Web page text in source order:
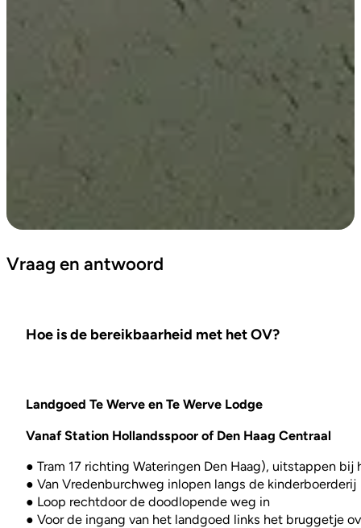
Vraag en antwoord
Hoe is de bereikbaarheid met het OV?
Landgoed Te Werve en Te Werve Lodge
Vanaf Station Hollandsspoor of Den Haag Centraal
● Tram 17 richting Wateringen Den Haag), uitstappen
● Van Vredenburchweg inlopen langs de kinderboerderij
● Loop rechtdoor de doodlopende weg in
● Voor de ingang van het landgoed links het bruggetje